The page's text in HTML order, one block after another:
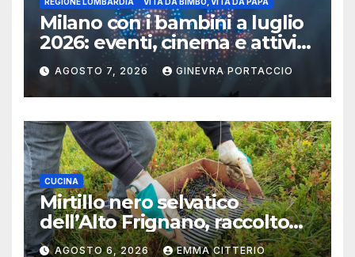
Milano con i bambini a luglio
2026: eventi, cinema e attività
per famiglie
AGOSTO 7, 2026 GINEVRA PORTACCIO
CUCINA
Mirtillo nero selvatico
dell’Alto Frignano, raccolto
buono e clima da monitorare
AGOSTO 6, 2026 EMMA CITTERIO